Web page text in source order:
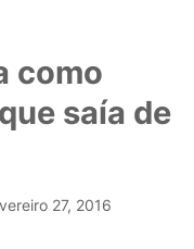
como
saía de
27, 2016